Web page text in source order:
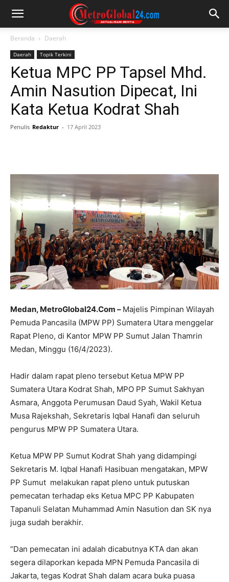
Beranda Daerah
Daerah Topik Terkini
Ketua MPC PP Tapsel Mhd.
Amin Nasution Dipecat, Ini
Kata Ketua Kodrat Shah
Penulis Redaktur - 17 April 2023
Medan, MetroGlobal24.Com – Majelis Pimpinan Wilayah
Pemuda Pancasila (MPW PP) Sumatera Utara menggelar
Rapat Pleno, di Kantor MPW PP Sumut Jalan Thamrin
Medan, Minggu (16/4/2023).
Hadir dalam rapat pleno tersebut Ketua MPW PP
Sumatera Utara Kodrat Shah, MPO PP Sumut Sakhyan
Asmara, Anggota Perumusan Daud Syah, Wakil Ketua
Musa Rajekshah, Sekretaris Iqbal Hanafi dan seluruh
pengurus MPW PP Sumatera Utara.
Ketua MPW PP Sumut Kodrat Shah yang didampingi
Sekretaris M. Iqbal Hanafi Hasibuan mengatakan, MPW
PP Sumut melakukan rapat pleno untuk putuskan
pemecatan terhadap eks Ketua MPC PP Kabupaten
Tapanuli Selatan Muhammad Amin Nasution dan SK nya
juga sudah berakhir.
“Dan pemecatan ini adalah dicabutnya KTA dan akan
segera dilaporkan kepada MPN Pemuda Pancasila di
Jakarta, tegas Kodrat Shah dalam acara buka puasa